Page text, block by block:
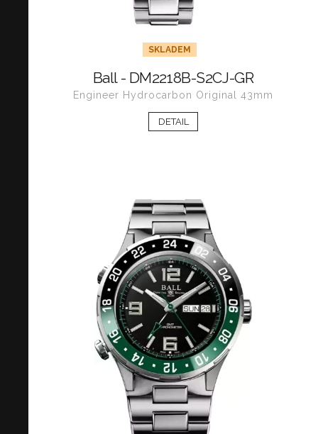
SKLADEM
Ball - DM2218B-S2CJ-GR
Engineer Hydrocarbon Original 43mm
DETAIL